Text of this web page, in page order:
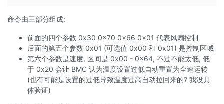
命令由三部分组成:
前面的四个参数 0x30 0x70 0x66 0x01 代表风扇控制
后面的第五个参数 0x01 (可选值 0x00 和 0x01) 是控制区域
第六个参数是速度, 区间是 0x00 - 0x64, 不过不能太低, 低
于 0x20 会让 BMC 认为温度设置过低自动重置为全速运转
(也有可能是设置的过低导致温度过高自动拉回来的? 我没具
体验证)